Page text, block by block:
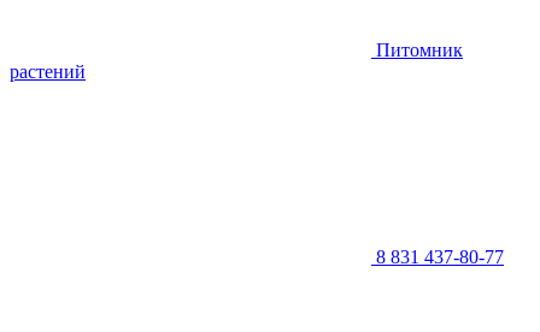
Питомник
растений
8 831 437-80-77